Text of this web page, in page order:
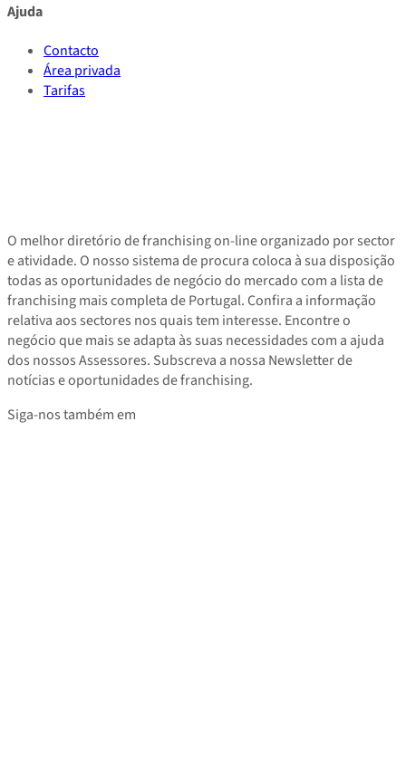
Ajuda
Contacto
Área privada
Tarifas
O melhor diretório de franchising on-line organizado por sector
e atividade. O nosso sistema de procura coloca à sua disposição
todas as oportunidades de negócio do mercado com a lista de
franchising mais completa de Portugal. Confira a informação
relativa aos sectores nos quais tem interesse. Encontre o
negócio que mais se adapta às suas necessidades com a ajuda
dos nossos Assessores. Subscreva a nossa Newsletter de
notícias e oportunidades de franchising.
Siga-nos também em